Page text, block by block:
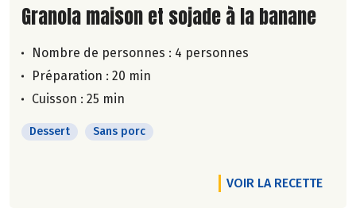
Lire la suite de la recette
Granola maison et sojade à la banane
Nombre de personnes : 4 personnes
Préparation : 20 min
Cuisson : 25 min
Dessert Sans porc
VOIR LA RECETTE